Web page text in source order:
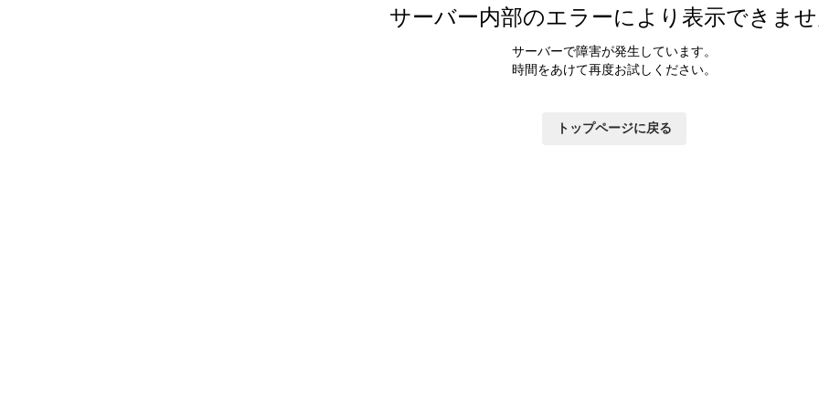
サーバー内部のエラーにより表示できま
サーバーで障害が発生しています。
時間をあけて再度お試しください。
トップページに戻る